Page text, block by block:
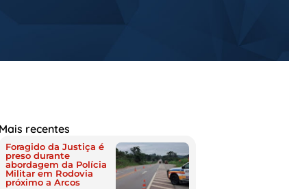
Mais recentes
Foragido da Justiça é
preso durante
abordagem da Polícia
Militar em Rodovia
próximo a Arcos